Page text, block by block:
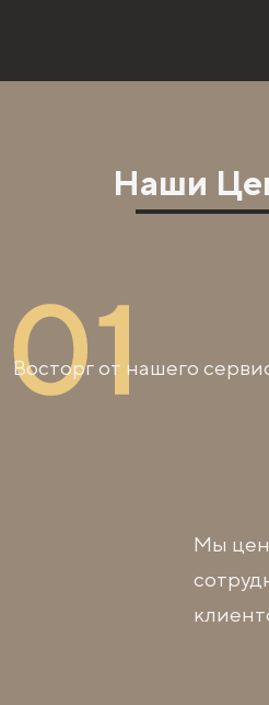
Наши
Восторг от нашего
Мы